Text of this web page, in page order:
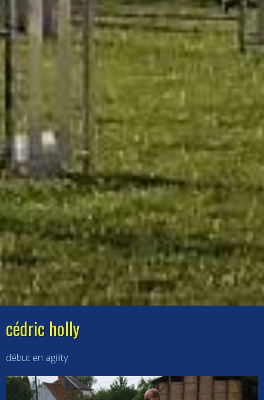
cédric holly
début en agility